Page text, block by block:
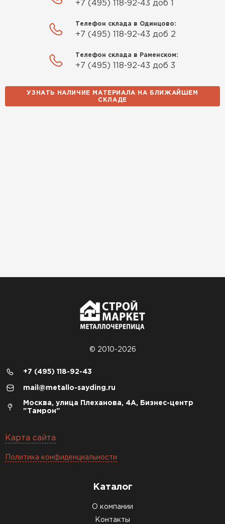
+7 (495) 118-92-43 доб 1
Телефон склада в Одинцово:
+7 (495) 118-92-43 доб 2
Телефон склада в Раменском:
+7 (495) 118-92-43 доб 3
УЗНАТЬ НАЛИЧИЕ МАТЕРИАЛА НА БЛИЖАЙШЕМ
СКЛАДЕ
© 2010-2026
+7 (495) 118-92-43
mail@metallo-sayding.ru
Москва, улица Плеханова, 4А, Бизнес-центр
"Тамрон"
Карта сайта
Политика конфиденциальности
Каталог
О компании
Контакты